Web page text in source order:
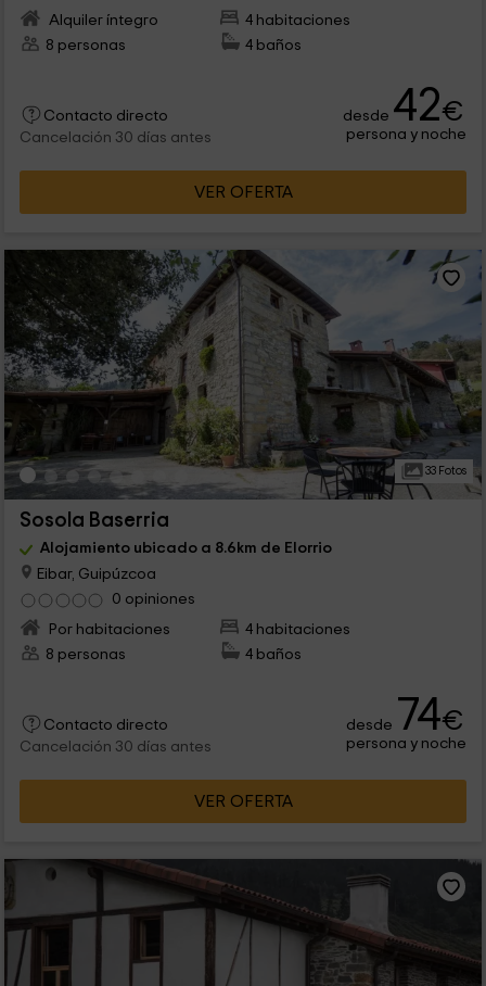
Alquiler íntegro
4 habitaciones
8 personas
4 baños
Contacto directo
Cancelación 30 días antes
desde 42€
persona y noche
VER OFERTA
33 Fotos
Sosola Baserria
Alojamiento ubicado a 8.6km de Elorrio
Eibar, Guipúzcoa
0 opiniones
Por habitaciones
4 habitaciones
8 personas
4 baños
Contacto directo
Cancelación 30 días antes
desde 74€
persona y noche
VER OFERTA